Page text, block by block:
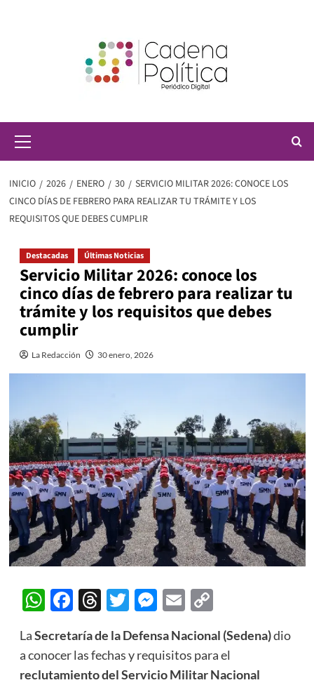
principal
INICIO 2026 ENERO 30
SERVICIO MILITAR 2026: CONOCE LOS
CINCO DÍAS DE FEBRERO PARA REALIZAR TU TRÁMITE Y LOS
REQUISITOS QUE DEBES CUMPLIR
Destacadas Últimas Noticias
Servicio Militar 2026: conoce los
cinco días de febrero para realizar tu
trámite y los requisitos que debes
cumplir
La Redacción 30 enero, 2026
WhatsApp
Facebook
Threads
Twitter
Messenger
EmailCopy
LaSecretaría de la Defensa Nacional (Sedena)dio
a conocer las fechas y requisitos para el
reclutamiento del Servicio Militar Nacional